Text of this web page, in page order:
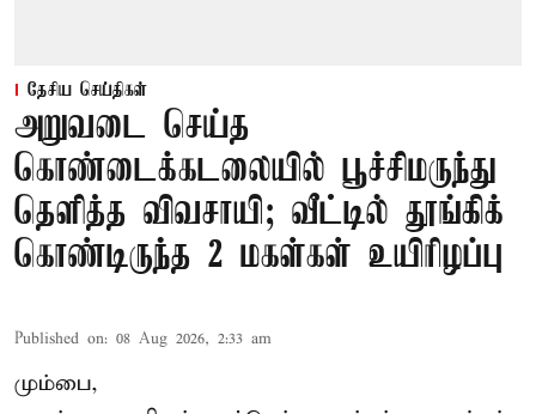
தேசிய செய்திகள்
அறுவடை செய்த
கொண்டைக்கடலையில் பூச்சிமருந்து
தெளித்த விவசாயி; வீட்டில் தூங்கிக்
கொண்டிருந்த 2 மகள்கள் உயிரிழப்பு
Published on: 08 Aug 2026, 2:33 am
மும்பை,